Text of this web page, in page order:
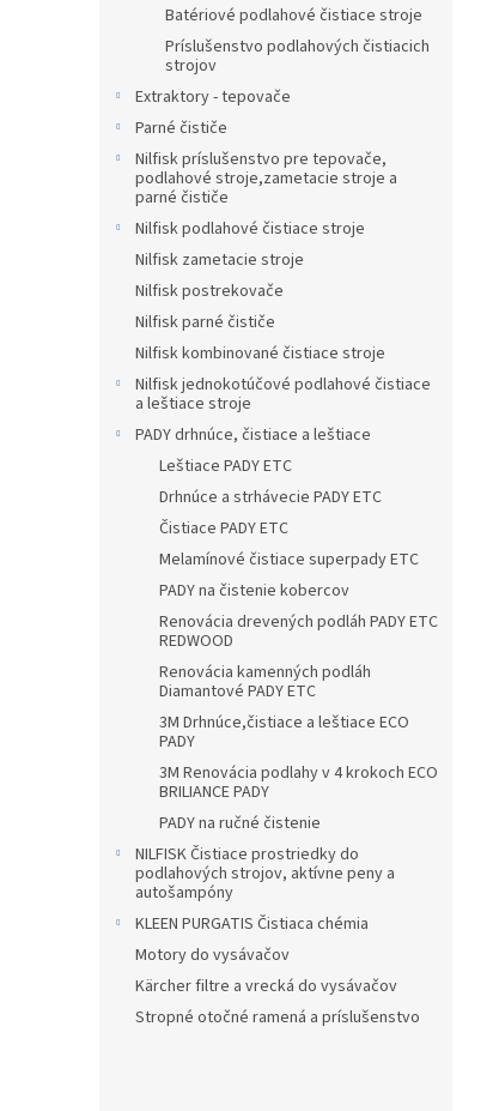
Batériové podlahové čistiace stroje
Príslušenstvo podlahových čistiacich
strojov
Extraktory - tepovače
Parné čističe
Nilfisk príslušenstvo pre tepovače,
podlahové stroje,zametacie stroje a
parné čističe
Nilfisk podlahové čistiace stroje
Nilfisk zametacie stroje
Nilfisk postrekovače
Nilfisk parné čističe
Nilfisk kombinované čistiace stroje
Nilfisk jednokotúčové podlahové čistiace
a leštiace stroje
PADY drhnúce, čistiace a leštiace
Leštiace PADY ETC
Drhnúce a strhávecie PADY ETC
Čistiace PADY ETC
Melamínové čistiace superpady ETC
PADY na čistenie kobercov
Renovácia drevených podláh PADY ETC
REDWOOD
Renovácia kamenných podláh
Diamantové PADY ETC
3M Drhnúce,čistiace a leštiace ECO
PADY
3M Renovácia podlahy v 4 krokoch ECO
BRILIANCE PADY
PADY na ručné čistenie
NILFISK Čistiace prostriedky do
podlahových strojov, aktívne peny a
autošampóny
KLEEN PURGATIS Čistiaca chémia
Motory do vysávačov
Kärcher filtre a vrecká do vysávačov
Stropné otočné ramená a príslušenstvo